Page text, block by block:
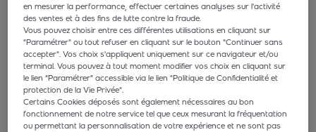
en mesurer la performance, effectuer certaines analyses sur l'activité
des ventes et à des fins de lutte contre la fraude.
Vous pouvez choisir entre ces différentes utilisations en cliquant sur
"Paramétrer" ou tout refuser en cliquant sur le bouton "Continuer sans
accepter". Vos choix s'appliquent uniquement sur ce navigateur et/ou
terminal. Vous pouvez à tout moment modifier vos choix en cliquant sur
le lien “Paramétrer” accessible via le lien "Politique de Confidentialité et
protection de la Vie Privée".
Certains Cookies déposés sont également nécessaires au bon
fonctionnement de notre service tel que ceux mesurant la fréquentation
ou permettant la personnalisation de votre expérience et ne sont pas